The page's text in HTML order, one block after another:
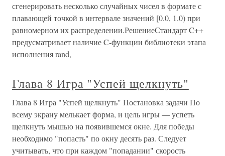
сгенерировать несколько случайных чисел в формате с
плавающей точкой в интервале значений [0.0, 1.0) при
равномерном их распределении.РешениеСтандарт C++
предусматривает наличие C-функции библиотеки этапа
исполнения rand,
Глава 8 Игра "Успей щелкнуть"
Глава 8 Игра "Успей щелкнуть" Постановка задачи По
всему экрану мелькает форма, и цель игры — успеть
щелкнуть мышью на появившемся окне. Для победы
необходимо "попасть" по окну десять раз. Следует
учитывать, что при каждом "попадании" скорость